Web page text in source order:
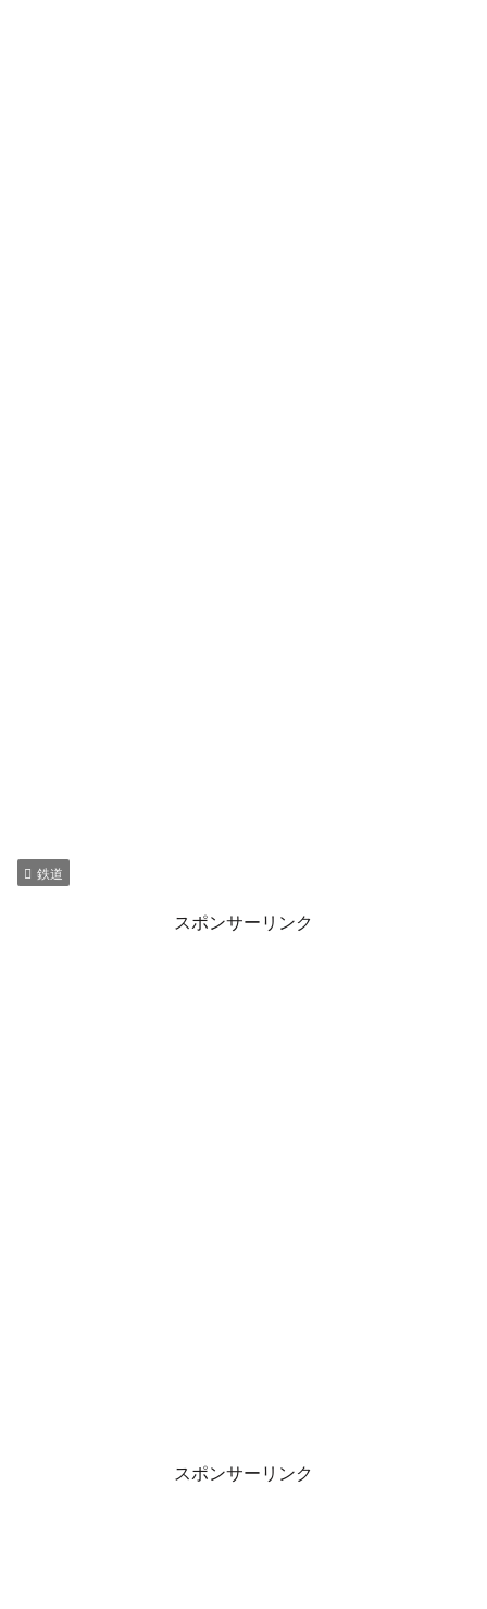
鉄道
スポンサーリンク
スポンサーリンク